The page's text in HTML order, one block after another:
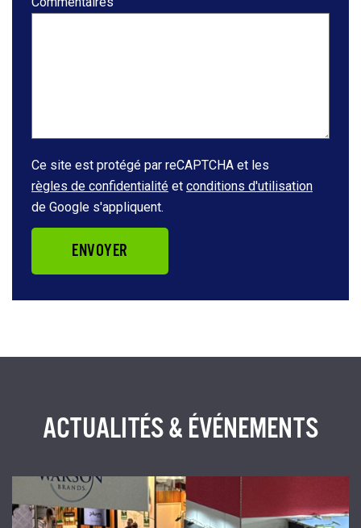
Ce site est protégé par reCAPTCHA et les
règles de confidentialité et conditions d'utilisation
de Google s'appliquent.
ENVOYER
ACTUALITÉS & ÉVÉNEMENTS